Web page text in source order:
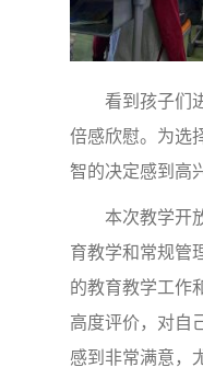
看到孩子们
倍感欣慰。为选
智的决定感到高
本次教学开
育教学和常规管
的教育教学工作
高度评价，对自
感到非常满意，